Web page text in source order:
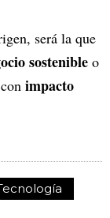
será la que
sostenible o
impacto